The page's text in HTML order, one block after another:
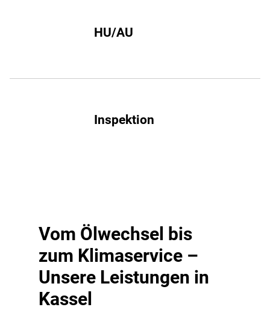
HU/AU
Inspektion
Vom Ölwechsel bis
zum Klimaservice –
Unsere Leistungen in
Kassel